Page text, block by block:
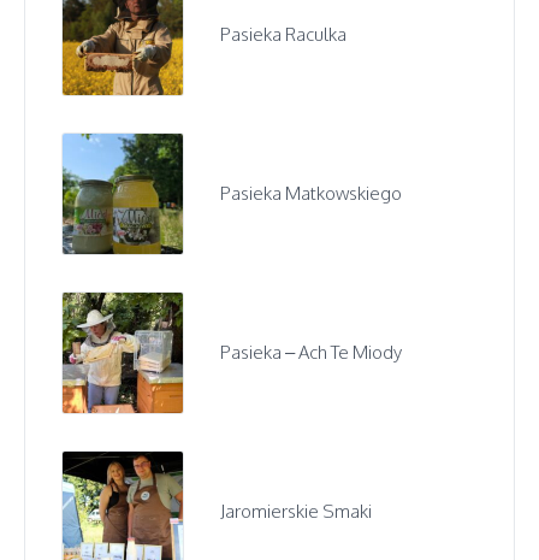
Pasieka Raculka
Pasieka Matkowskiego
Pasieka – Ach Te Miody
Jaromierskie Smaki